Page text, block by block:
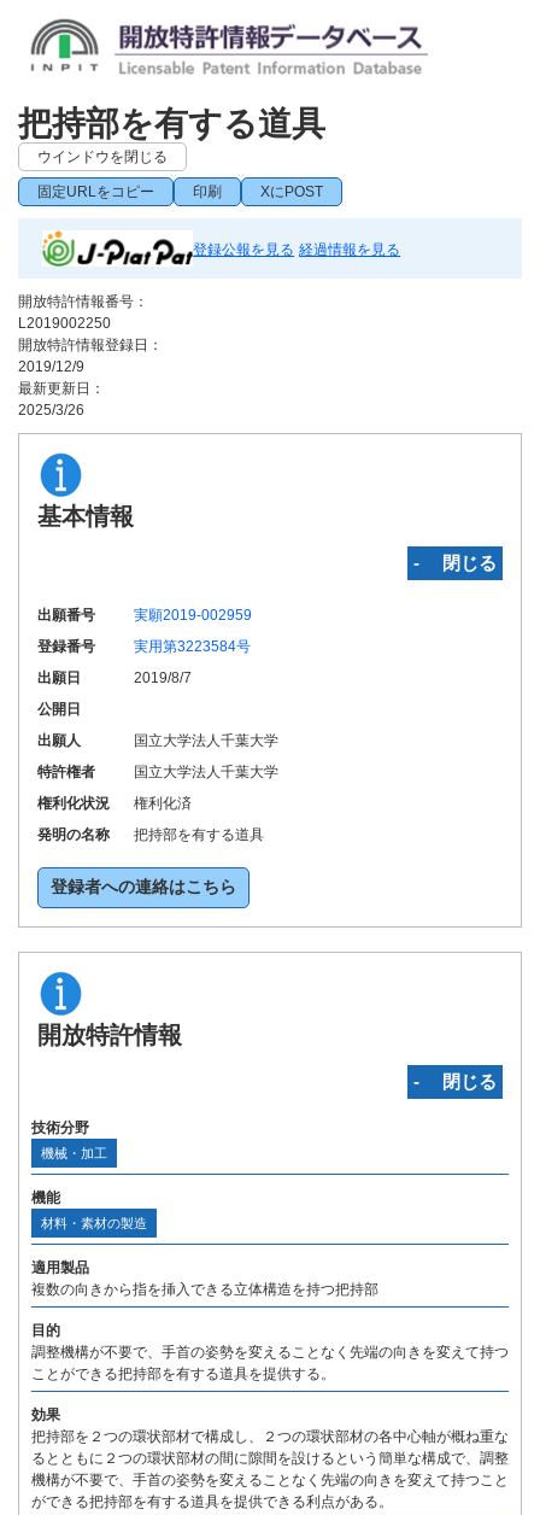
把持部を有する道具
ウインドウを閉じる
固定URLをコピー 印刷 XにPOST
登録公報を見る 経過情報を見る
開放特許情報番号：
L2019002250
開放特許情報登録日：
2019/12/9
最新更新日：
2025/3/26
基本情報
‐ 閉じる
出願番号
実願2019-002959
登録番号
実用第3223584号
出願日
2019/8/7
公開日
出願人
国立大学法人千葉大学
特許権者
国立大学法人千葉大学
権利化状況
権利化済
発明の名称
把持部を有する道具
登録者への連絡はこちら
開放特許情報
‐ 閉じる
技術分野
機械・加工
機能
材料・素材の製造
適用製品
複数の向きから指を挿入できる立体構造を持つ把持部
目的
調整機構が不要で、手首の姿勢を変えることなく先端の向きを変えて持つ
ことができる把持部を有する道具を提供する。
効果
把持部を２つの環状部材で構成し、２つの環状部材の各中心軸が概ね重な
るとともに２つの環状部材の間に隙間を設けるという簡単な構成で、調整
機構が不要で、手首の姿勢を変えることなく先端の向きを変えて持つこと
ができる把持部を有する道具を提供できる利点がある。